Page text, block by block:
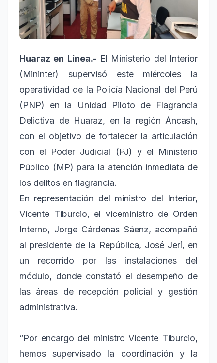
Huaraz en Línea.- El Ministerio del Interior
(Mininter) supervisó este miércoles la
operatividad de la Policía Nacional del Perú
(PNP) en la Unidad Piloto de Flagrancia
Delictiva de Huaraz, en la región Áncash,
con el objetivo de fortalecer la articulación
con el Poder Judicial (PJ) y el Ministerio
Público (MP) para la atención inmediata de
los delitos en flagrancia.
En representación del ministro del Interior,
Vicente Tiburcio, el viceministro de Orden
Interno, Jorge Cárdenas Sáenz, acompañó
al presidente de la República, José Jerí, en
un recorrido por las instalaciones del
módulo, donde constató el desempeño de
las áreas de recepción policial y gestión
administrativa.
“Por encargo del ministro Vicente Tiburcio,
hemos supervisado la coordinación y la